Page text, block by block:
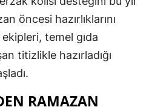
öncesi hazırlıklarını
temel gıda
titizlikle hazırladığı
RAMAZAN